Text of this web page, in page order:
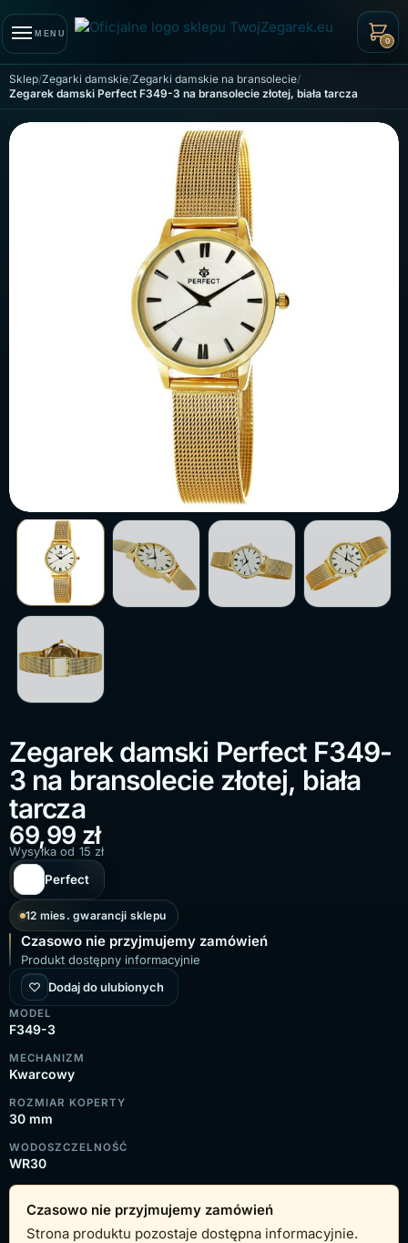
MENU
0
Sklep Zegarki damskie Zegarki damskie na bransolecie
Zegarek damski Perfect F349-3 na bransolecie złotej, biała tarcza
Zegarek damski Perfect F349-
3 na bransolecie złotej, biała
tarcza
69,99 zł
Wysyłka od 15 zł
Perfect
12 mies. gwarancji sklepu
Czasowo nie przyjmujemy zamówień
Produkt dostępny informacyjnie
Dodaj do ulubionych
MODEL
F349-3
MECHANIZM
Kwarcowy
ROZMIAR KOPERTY
30 mm
WODOSZCZELNOŚĆ
WR30
Czasowo nie przyjmujemy zamówień
Strona produktu pozostaje dostępna informacyjnie.